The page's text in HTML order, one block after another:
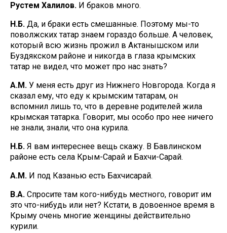
Рустем Халилов. И браков много.
Н.Б. Да, и браки есть смешанные. Поэтому мы-то
поволжских татар знаем гораздо больше. А человек,
который всю жизнь прожил в Актанышском или
Буздякском районе и никогда в глаза крымских
татар не видел, что может про нас знать?
А.М. У меня есть друг из Нижнего Новгорода. Когда я
сказал ему, что еду к крымским татарам, он
вспомнил лишь то, что в деревне родителей жила
крымская татарка. Говорит, мы особо про нее ничего
не знали, знали, что она курила.
Н.Б. Я вам интереснее вещь скажу. В Бавлинском
районе есть села Крым-Сарай и Бахчи-Сарай.
А.М. И под Казанью есть Бахчисарай.
В.А. Спросите там кого-нибудь местного, говорит им
это что-нибудь или нет? Кстати, в довоенное время в
Крыму очень многие женщины действительно
курили.